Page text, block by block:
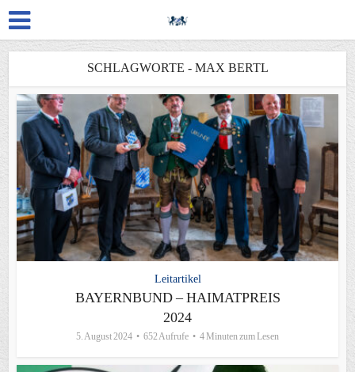
SCHLAGWORTE - MAX BERTL
Leitartikel
BAYERNBUND – HAIMATPREIS
2024
5. August 2024 652 Aufrufe 4 Minuten zum Lesen